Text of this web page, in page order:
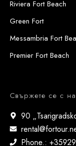
Riviera Fort Beach
Green Fort
Messambria Fort
Premier Fort Beach
Свържете се с
90
Phone.: